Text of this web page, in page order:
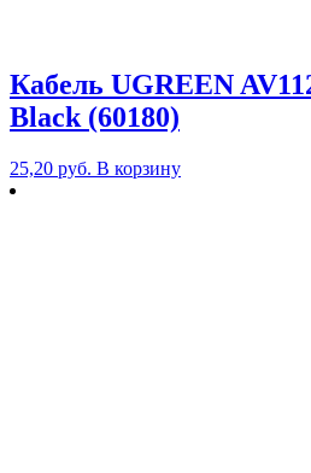
Кабель UGREEN
Black (60180)
25,20 руб. В корзину